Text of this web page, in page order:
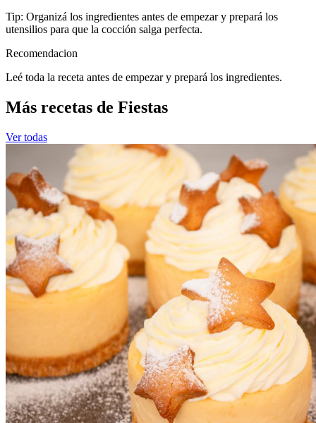
Tip: Organizá los ingredientes antes de empezar y prepará los
utensilios para que la cocción salga perfecta.
Recomendacion
Leé toda la receta antes de empezar y prepará los ingredientes.
Más recetas de Fiestas
Ver todas